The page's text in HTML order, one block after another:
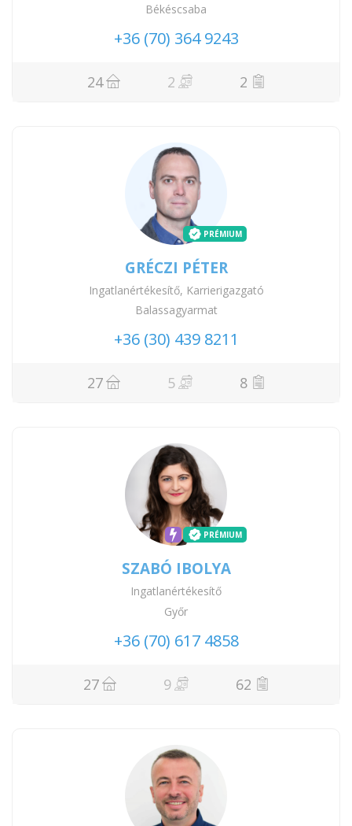
Békéscsaba
+36 (70) 364 9243
24 2 2
PRÉMIUM
GRÉCZI PÉTER
Ingatlanértékesítő, Karrierigazgató
Balassagyarmat
+36 (30) 439 8211
27 5 8
PRÉMIUM
SZABÓ IBOLYA
Ingatlanértékesítő
Győr
+36 (70) 617 4858
27 9 62